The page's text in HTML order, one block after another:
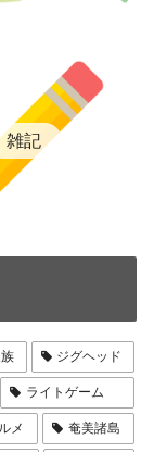
雑記
ジグヘッド
ライトゲーム
メ 奄美諸島